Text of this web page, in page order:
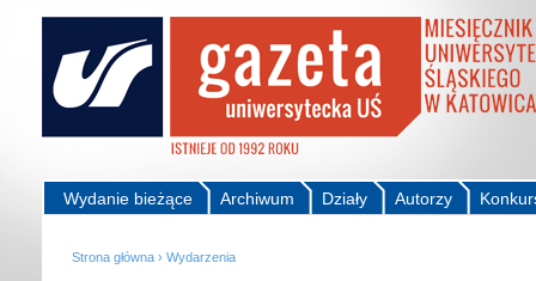
Autorzy
Działy
Archiwum
Wydanie bieżące
Strona główna › Wydarzenia